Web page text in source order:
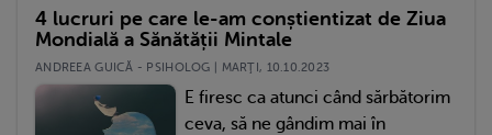
4 lucruri pe care le-am conștientizat de Ziua
Mondială a Sănătății Mintale
ANDREEA GUICĂ - PSIHOLOG | MARŢI, 10.10.2023
E firesc ca atunci când sărbătorim
ceva, să ne gândim mai în